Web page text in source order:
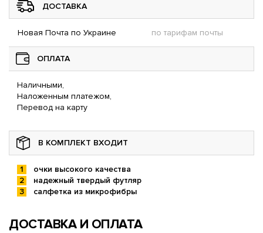
ДОСТАВКА
Новая Почта по Украине по тарифам почты
ОПЛАТА
Наличными,
Наложенным платежом,
Перевод на карту
В КОМПЛЕКТ ВХОДИТ
очки высокого качества
надежный твердый футляр
салфетка из микрофибры
ДОСТАВКА И ОПЛАТА